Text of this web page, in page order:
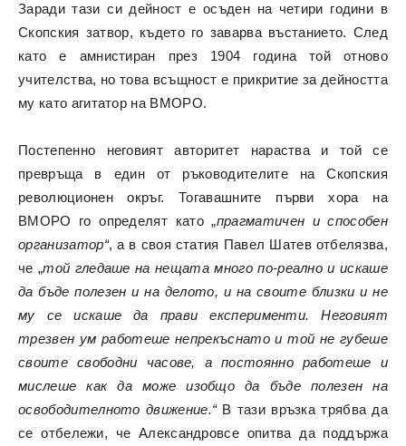
Заради тази си дейност е осъден на четири години в
Скопския затвор, където го заварва въстанието. След
като е амнистиран през 1904 година той отново
учителства, но това всъщност е прикритие за дейността
му като агитатор на ВМОРО.
Постепенно неговият авторитет нараства и той се
превръща в един от ръководителите на Скопския
революционен окръг. Тогавашните първи хора на
ВМОРО го определят като „прагматичен и способен
организатор“, а в своя статия Павел Шатев отбелязва,
че „той гледаше на нещата много по-реално и искаше
да бъде полезен и на делото, и на своите близки и не
му се искаше да прави експерименти. Неговият
трезвен ум работеше непрекъснато и той не губеше
своите свободни часове, а постоянно работеше и
мислеше как да може изобщо да бъде полезен на
освободителното движение.“В тази връзка трябва да
се отбележи, че Александровсе опитва да поддържа